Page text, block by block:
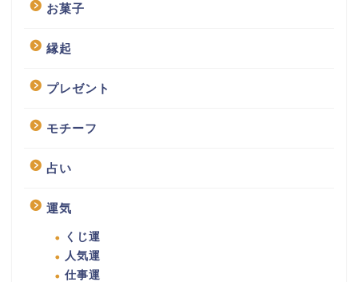
お菓子
縁起
プレゼント
モチーフ
占い
運気
くじ運
人気運
仕事運